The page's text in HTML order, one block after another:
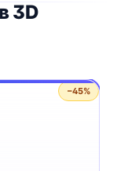
3D
−45%